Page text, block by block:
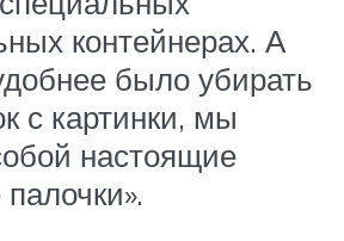
контейнерах. А
было убирать
с картинки, мы
настоящие